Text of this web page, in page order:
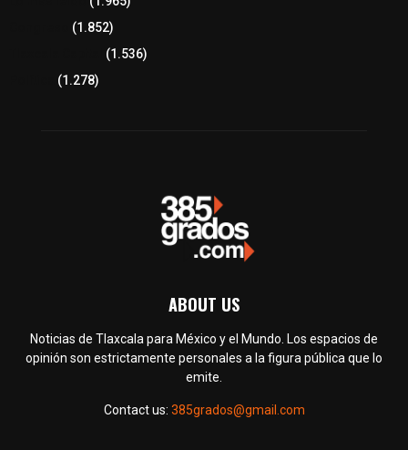
(1.852)
(1.536)
(1.278)
ABOUT US
Noticias de Tlaxcala para México y el Mundo. Los espacios de
opinión son estrictamente personales a la figura pública que lo
emite.
Contact us: 385grados@gmail.com